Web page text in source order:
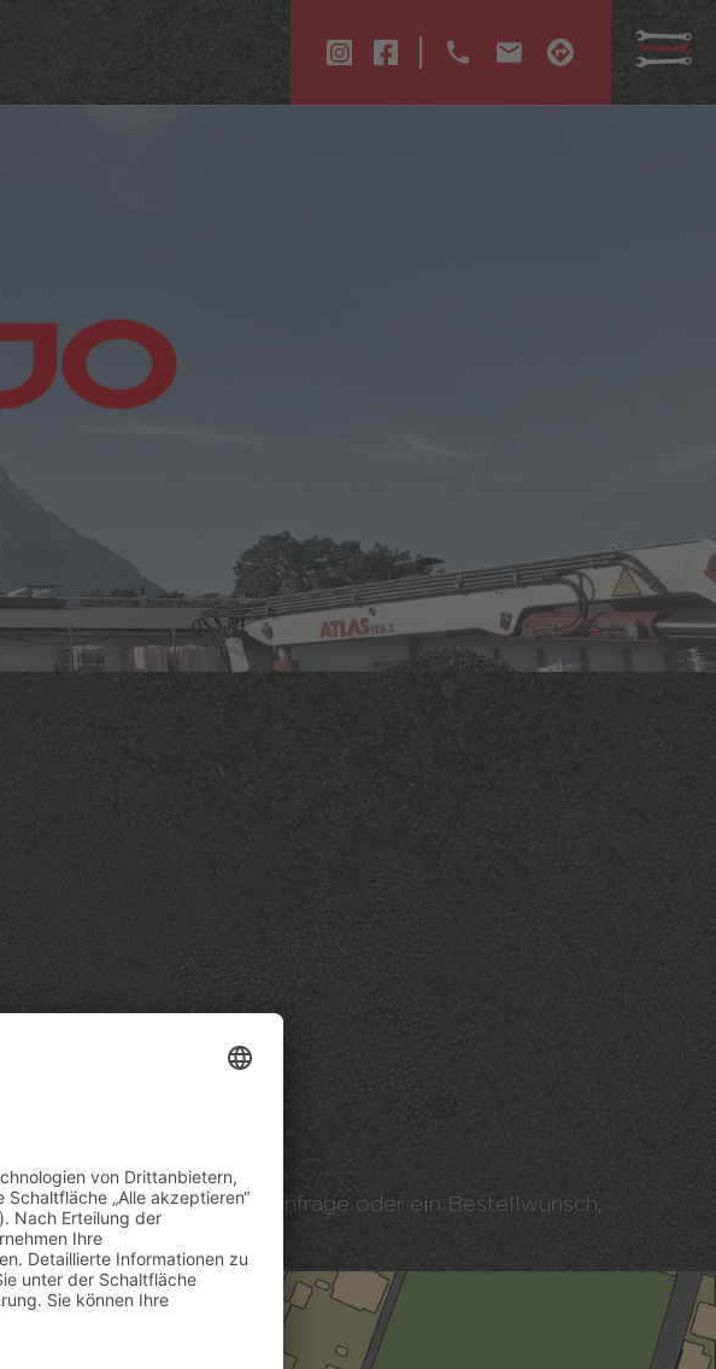
uns von dir zu hören.
Kontaktaufnahme, eine Anfrage oder ein Bestellwunsch,
in jedem Fall bei uns.